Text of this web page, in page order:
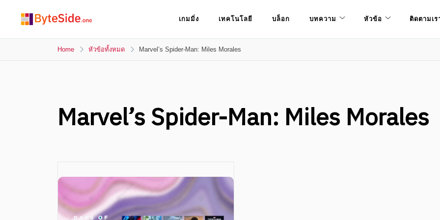
ByteSide.one
และสร้างสื่ออนาคตที่เปลี่ยนคุณ
เกมมิ่ง เทคโนโลยี บล็อก บทความ หัวข้อ ติดตามเร
Home หัวข้อทั้งหมด Marvel’s Spider-Man: Miles Morales
Marvel’s Spider-Man: Miles Morales